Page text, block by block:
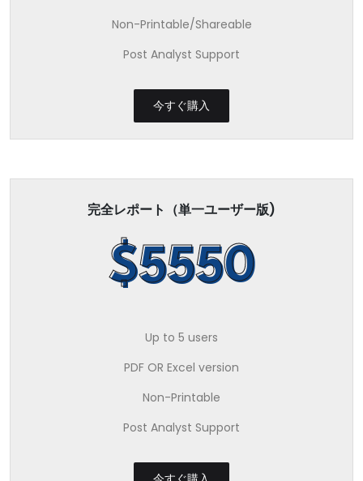
Non-Printable/Shareable
Post Analyst Support
今すぐ購入
完全レポート（単一ユーザー版)
$5550
Up to 5 users
PDF OR Excel version
Non-Printable
Post Analyst Support